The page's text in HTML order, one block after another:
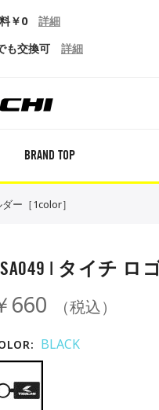
￥0 詳細
も交換可 詳細
BRAND TOP
ー［1color］
| タイチ ロ
660 （税込）
BLACK